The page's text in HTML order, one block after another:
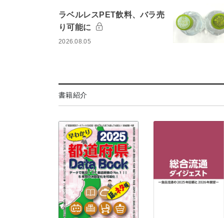
ラベルレスPET飲料、バラ売
り可能に
2026.08.05
書籍紹介